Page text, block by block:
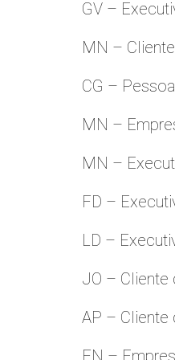
GV –
MN –
CG –
MN –
MN –
FD –
LD –
JO – Cliente
AP – Cliente
FN –